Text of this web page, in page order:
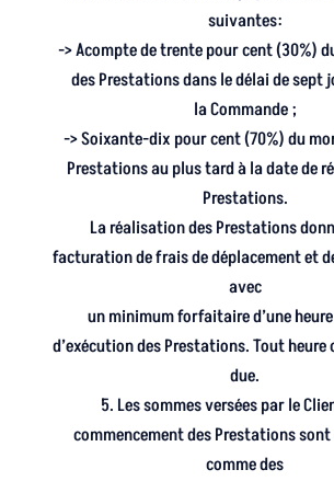
suivantes:
-> Acompte de trente pour cent (30%)
des Prestations dans le délai de sept
la Commande ;
-> Soixante-dix pour cent (70%) du
Prestations au plus tard à la date de
Prestations.
La réalisation des Prestations
facturation de frais de déplacement et
avec
un minimum forfaitaire d’une
d’exécution des Prestations. Tout heure
due.
5. Les sommes versées par le
commencement des Prestations
comme des